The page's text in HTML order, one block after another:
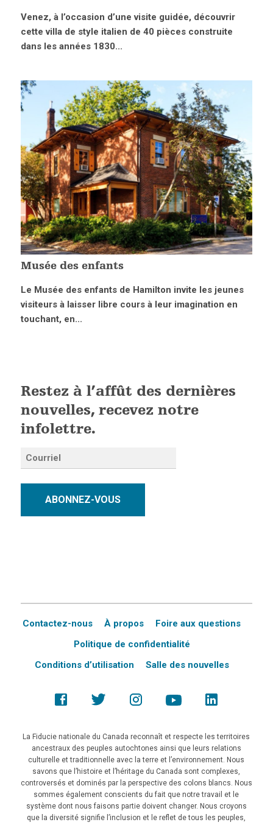
Venez, à l’occasion d’une visite guidée, découvrir
cette villa de style italien de 40 pièces construite
dans les années 1830...
Musée des enfants
Le Musée des enfants de Hamilton invite les jeunes
visiteurs à laisser libre cours à leur imagination en
touchant, en...
Restez à l’affût des dernières
nouvelles, recevez notre
infolettre.
ABONNEZ-VOUS
Contactez-nous À propos
Foire aux questions
Politique de confidentialité
Conditions d’utilisation
Salle des nouvelles
La Fiducie nationale du Canada reconnaît et respecte les territoires
ancestraux des peuples autochtones ainsi que leurs relations
culturelle et traditionnelle avec la terre et l’environnement. Nous
savons que l’histoire et l’héritage du Canada sont complexes,
controversés et dominés par la perspective des colons blancs. Nous
sommes également conscients du fait que notre travail et le
système dont nous faisons partie doivent changer. Nous croyons
que la diversité signifie l’inclusion et le reflet de tous les peuples,